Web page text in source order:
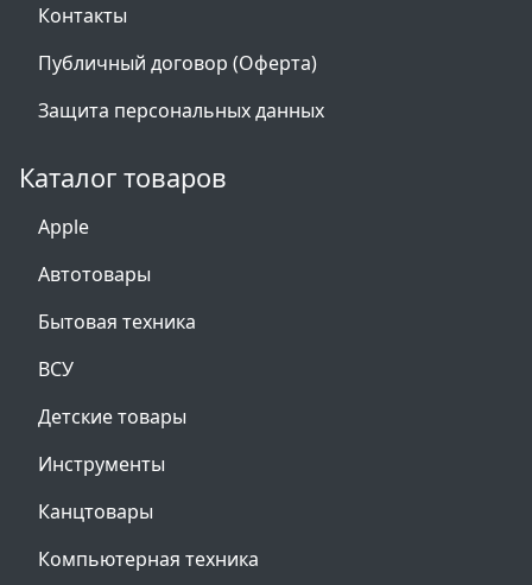
Контакты
Публичный договор (Оферта)
Защита персональных данных
Каталог товаров
Apple
Автотовары
Бытовая техника
ВСУ
Детские товары
Инструменты
Канцтовары
Компьютерная техника